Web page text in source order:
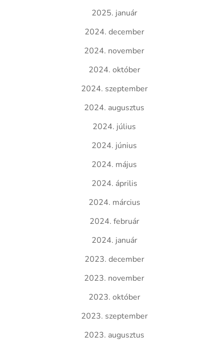
2025. január
2024. december
2024. november
2024. október
2024. szeptember
2024. augusztus
2024. július
2024. június
2024. május
2024. április
2024. március
2024. február
2024. január
2023. december
2023. november
2023. október
2023. szeptember
2023. augusztus